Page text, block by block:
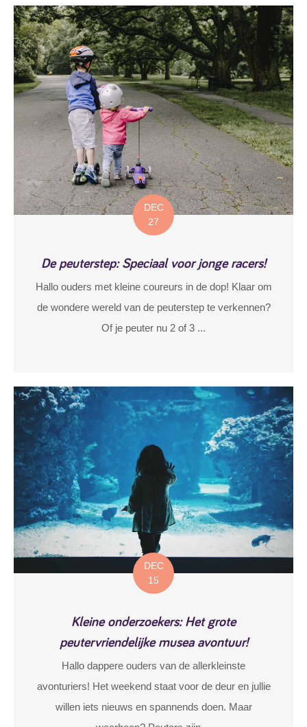
DEC
27
De peuterstep: Speciaal voor jonge racers!
Hallo ouders met kleine coureurs in de dop! Klaar om
de wondere wereld van de peuterstep te verkennen?
Of je peuter nu 2 of 3 ...
DEC
15
Kleine onderzoekers: Het grote
peutervriendelijke musea avontuur!
Hallo dappere ouders van de allerkleinste
avonturiers! Het weekend staat voor de deur en jullie
willen iets nieuws en spannends doen. Maar